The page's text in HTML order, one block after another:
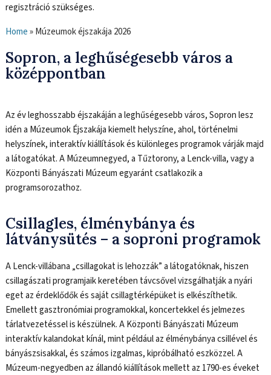
regisztráció szükséges.
Home»Múzeumok éjszakája 2026
Sopron, a leghűségesebb város a
középpontban
Az év leghosszabb éjszakáján a leghűségesebb város, Sopron lesz
idén a Múzeumok Éjszakája kiemelt helyszíne, ahol, történelmi
helyszínek, interaktív kiállítások és különleges programok várják majd
a látogatókat. A Múzeumnegyed, a Tűztorony, a Lenck-villa, vagy a
Központi Bányászati Múzeum egyaránt csatlakozik a
programsorozathoz.
Csillagles, élménybánya és
látványsütés – a soproni programok
A Lenck-villábana „csillagokat is lehozzák” a látogatóknak, hiszen
csillagászati programjaik keretében távcsővel vizsgálhatják a nyári
eget az érdeklődők és saját csillagtérképüket is elkészíthetik.
Emellett gasztronómiai programokkal, koncertekkel és jelmezes
tárlatvezetéssel is készülnek. A Központi Bányászati Múzeum
interaktív kalandokat kínál, mint például az élménybánya csillével és
bányászsisakkal, és számos izgalmas, kipróbálható eszközzel. A
Múzeum-negyedben az állandó kiállítások mellett az 1790-es éveket